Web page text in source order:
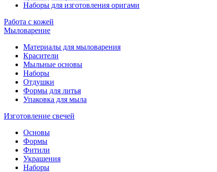
Наборы для изготовления оригами
Работа с кожей
Мыловарение
Материалы для мыловарения
Красители
Мыльные основы
Наборы
Отдушки
Формы для литья
Упаковка для мыла
Изготовление свечей
Основы
Формы
Фитили
Украшения
Наборы